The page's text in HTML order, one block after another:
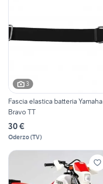
3
Fascia elastica batteria Yamaha
Bravo TT
30 €
Oderzo(TV)